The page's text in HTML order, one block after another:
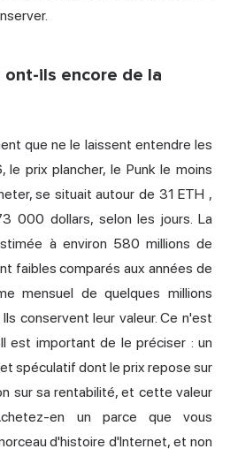
ont-ils encore de la
que ne le laissent entendre les
le prix plancher, le Punk le moins
se situait autour de 31 ETH ,
000 dollars, selon les jours. La
à environ 580 millions de
faibles comparés aux années de
mensuel de quelques millions
conservent leur valeur. Ce n'est
est important de le préciser : un
spéculatif dont le prix repose sur
sur sa rentabilité, et cette valeur
en un parce que vous
d'histoire d'Internet, et non